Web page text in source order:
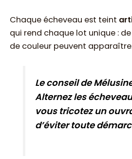
Chaque écheveau est teint
qui rend chaque lot unique :
de couleur peuvent
Le conseil de
Alternez les
vous tricotez un
d’éviter toute